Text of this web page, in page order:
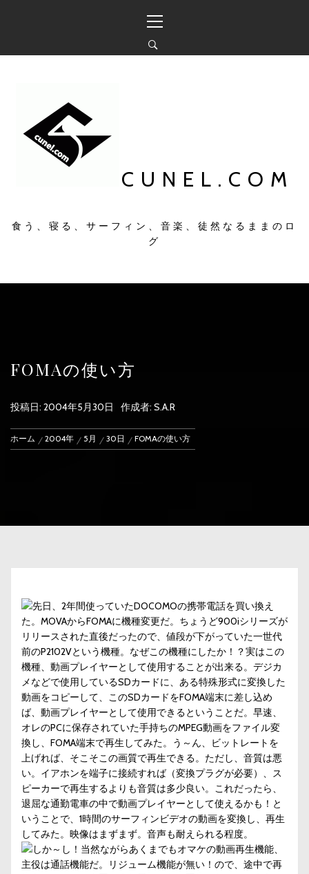
ン
イ
ン
メ
CUNEL.COM
食う、寝る、サーフィン、音楽、徒然なるままのロ
グ
FOMAの使い方
投稿日: 2004年5月30日 作成者: S.A.R
ホーム 2004年 5月 30日 FOMAの使い方
先日、2年間使っていたDOCOMOの携帯電話を買い換え
た。MOVAからFOMAに機種変更だ。ちょうど900iシリーズが
リリースされた直後だったので、値段が下がっていた一世代
前のP2102Vという機種。なぜこの機種にしたか！？実はこの
機種、動画プレイヤーとして使用することが出来る。デジカ
メなどで使用しているSDカードに、ある特殊形式に変換した
動画をコピーして、このSDカードをFOMA端末に差し込め
ば、動画プレイヤーとして使用できるということだ。早速、
オレのPCに保存されていた手持ちのMPEG動画をファイル変
換し、FOMA端末で再生してみた。う～ん、ビットレートを
上げれば、そこそこの画質で再生できる。ただし、音質は悪
い。イアホンを端子に接続すれば（変換プラグが必要）、ス
ピーカーで再生するよりも音質は多少良い。これだったら、
退屈な通勤電車の中で動画プレイヤーとして使えるかも！と
いうことで、1時間のサーフィンビデオの動画を変換し、再生
してみた。映像はまずまず。音声も耐えられる程度。
しか～し！当然ながらあくまでもオマケの動画再生機能、
主役は通話機能だ。リジューム機能が無い！ので、途中で再